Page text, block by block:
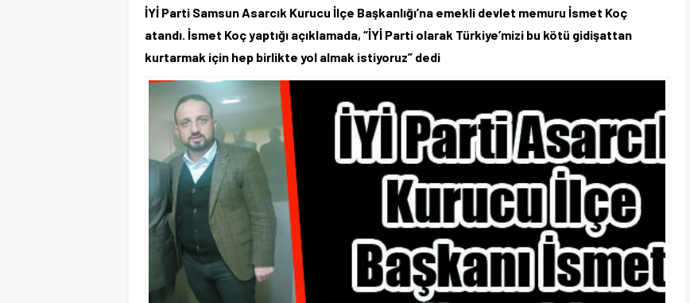
İYİ Parti Samsun Asarcık Kurucu İlçe Başkanlığı’na emekli devlet memuru İsmet Koç
atandı. İsmet Koç yaptığı açıklamada, “İYİ Parti olarak Türkiye’mizi bu kötü gidişattan
kurtarmak için hep birlikte yol almak istiyoruz” dedi